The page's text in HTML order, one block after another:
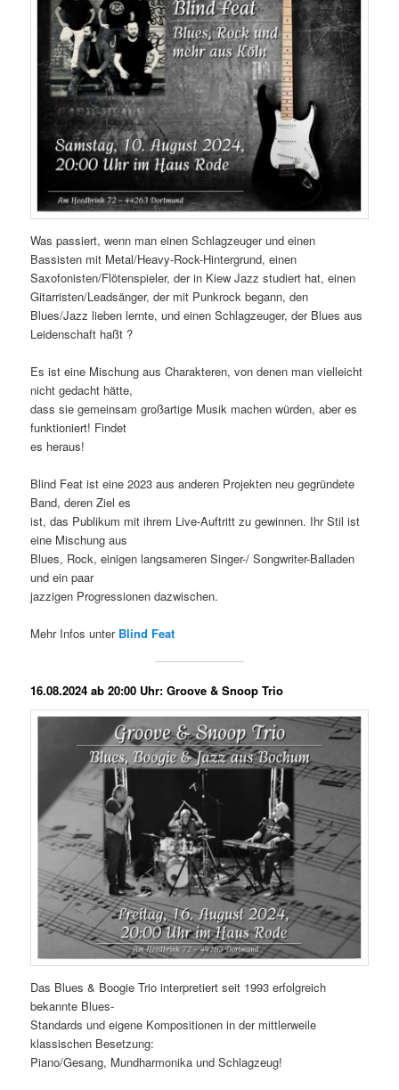
Was passiert, wenn man einen Schlagzeuger und einen
Bassisten mit Metal/Heavy-Rock-Hintergrund, einen
Saxofonisten/Flötenspieler, der in Kiew Jazz studiert hat, einen
Gitarristen/Leadsänger, der mit Punkrock begann, den
Blues/Jazz lieben lernte, und einen Schlagzeuger, der Blues aus
Leidenschaft haßt ?
Es ist eine Mischung aus Charakteren, von denen man vielleicht
nicht gedacht hätte,
dass sie gemeinsam großartige Musik machen würden, aber es
funktioniert! Findet
es heraus!
Blind Feat ist eine 2023 aus anderen Projekten neu gegründete
Band, deren Ziel es
ist, das Publikum mit ihrem Live-Auftritt zu gewinnen. Ihr Stil ist
eine Mischung aus
Blues, Rock, einigen langsameren Singer-/ Songwriter-Balladen
und ein paar
jazzigen Progressionen dazwischen.
Mehr Infos unter Blind Feat
16.08.2024 ab 20:00 Uhr: Groove & Snoop Trio
Das Blues & Boogie Trio interpretiert seit 1993 erfolgreich
bekannte Blues-
Standards und eigene Kompositionen in der mittlerweile
klassischen Besetzung:
Piano/Gesang, Mundharmonika und Schlagzeug!